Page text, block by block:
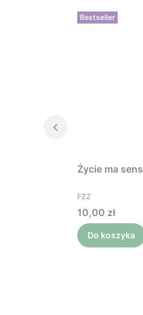
Bestseller
Życie ma sens
PRODUCENT
FZZ
Cena
10,00 zł
Do koszyka